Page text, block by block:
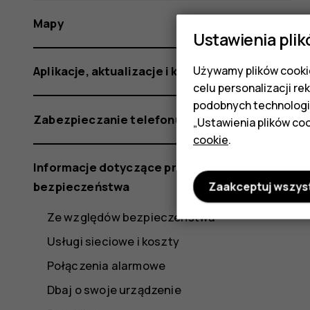
Mapy
Aplikacje, aktualizacje i kopie zapasowe
Zabezpieczanie telefonu
Informacje dotyczące produktu i
bezpieczeństwa
Ze względów bezpieczeństwa
Usługi sieciowe i koszty
Połączenia alarmowe
Dbaj o swoje urządzenie
Ustawienia
Używamy plików
celu personalizacji
podobnych
„Ustawienia plików
cookie.
Zaakceptuj